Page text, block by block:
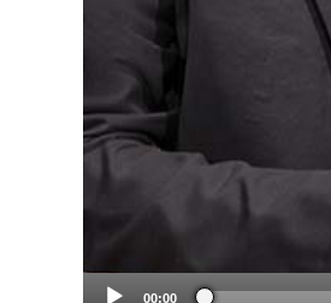
00:00